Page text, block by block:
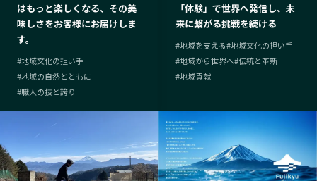
はもっと楽しくなる、その美
味しさをお客様にお届けしま
す。
#地域文化の担い手
#地域の自然とともに
#職人の技と誇り
「体験」で世界へ発信し、未
来に繋がる挑戦を続ける
#地域を支える#地域文化の担い手
#地域から世界へ#伝統と革新
#地域貢献